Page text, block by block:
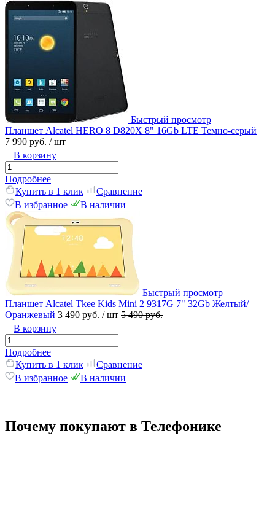
Быстрый просмотр
Планшет Alcatel HERO 8 D820X 8" 16Gb LTE Темно-серый
7 990 руб. / шт
В корзину
Подробнее
Купить в 1 клик
Сравнение
В избранное
В наличии
Быстрый просмотр
Планшет Alcatel Tkee Kids Mini 2 9317G 7" 32Gb Желтый/
Оранжевый 3 490 руб. / шт 5 490 руб.
В корзину
Подробнее
Купить в 1 клик
Сравнение
В избранное
В наличии
Почему покупают в Телефонике